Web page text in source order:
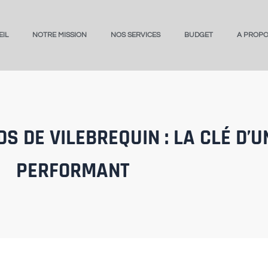
NOTRE MISSION NOS SERVICES BUDGET A
DE VILEBREQUIN : LA CLÉ
PERFORMANT